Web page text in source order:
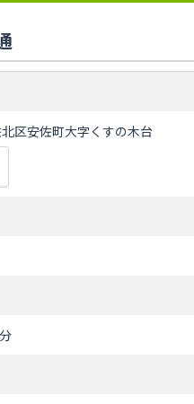
区安佐町大字くすの木台